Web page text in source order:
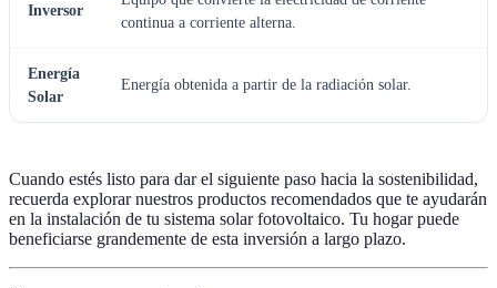
Inversor
continua a corriente alterna.
Energía
Solar
Energía obtenida a partir de la radiación solar.
Cuando estés listo para dar el siguiente paso hacia la sostenibilidad,
recuerda explorar nuestros productos recomendados que te ayudarán
en la instalación de tu sistema solar fotovoltaico. Tu hogar puede
beneficiarse grandemente de esta inversión a largo plazo.